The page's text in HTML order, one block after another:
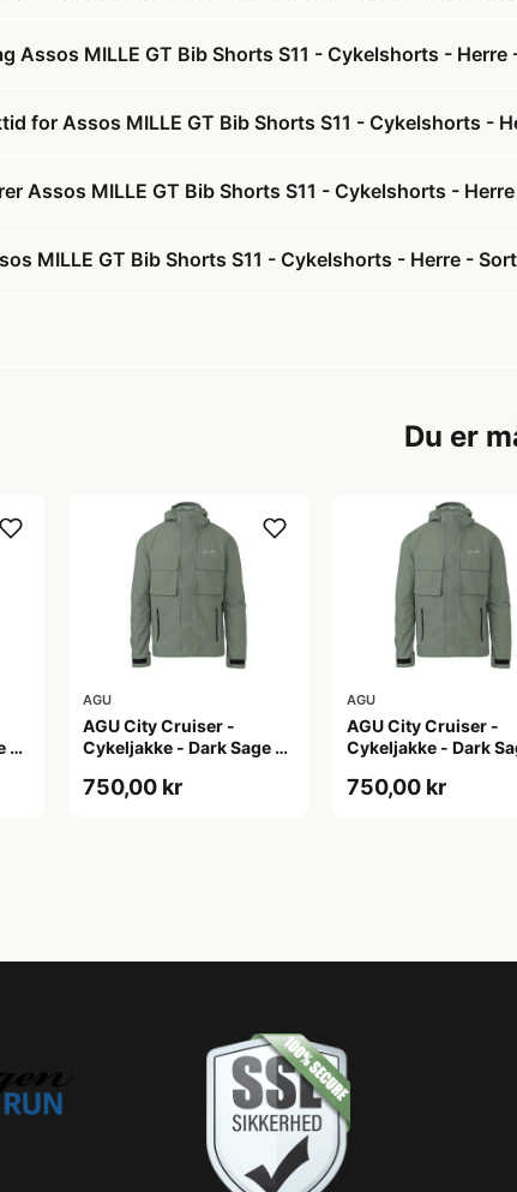
Assos MILLE GT Bib Shorts S11 - Cykelshorts - Herre
for Assos MILLE GT Bib Shorts S11 - Cykelshorts -
Assos MILLE GT Bib Shorts S11 - Cykelshorts -
MILLE GT Bib Shorts S11 - Cykelshorts - Herre -
Du er
-
AGU
AGU City Cruiser -
Cykeljakke - Dark Sage -
750,00 kr
AGU
AGU City Cruiser -
Cykeljakke - Dark
750,00 kr